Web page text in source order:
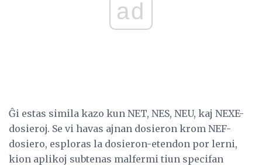
ad
Ĝi estas simila kazo kun NET, NES, NEU, kaj NEXE-
dosieroj. Se vi havas ajnan dosieron krom NEF-
dosiero, esploras la dosieron-etendon por lerni,
kion aplikoj subtenas malfermi tiun specifan